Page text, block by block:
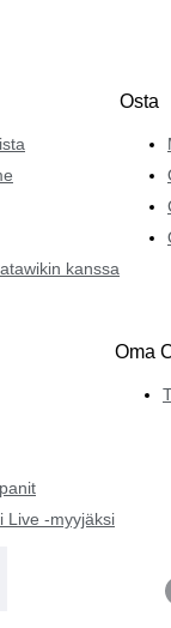
kanssa
Osta
Live -myyjäksi
Oma